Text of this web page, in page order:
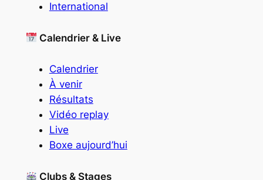
International
Calendrier & Live
Calendrier
À venir
Résultats
Vidéo replay
Live
Boxe aujourd’hui
Clubs & Stages